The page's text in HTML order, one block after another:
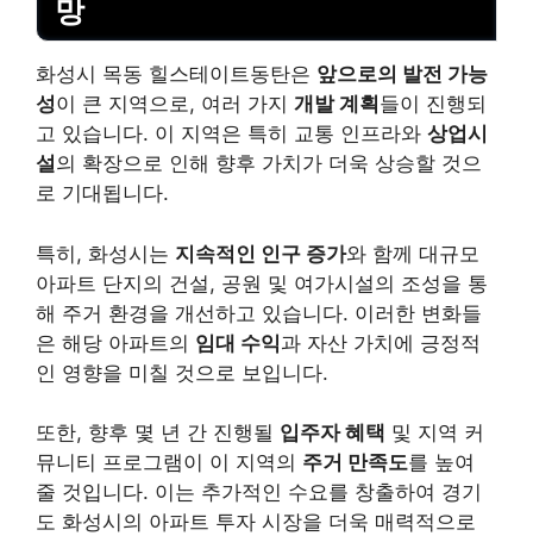
망
화성시 목동 힐스테이트동탄은 앞으로의 발전 가능
성이 큰 지역으로, 여러 가지 개발 계획 들이 진행되
고 있습니다. 이 지역은 특히 교통 인프라와 상업시
설의 확장으로 인해 향후 가치가 더욱 상승할 것으
로 기대됩니다.
특히, 화성시는 지속적인 인구 증가와 함께 대규모
아파트 단지의 건설, 공원 및 여가시설의 조성을 통
해 주거 환경을 개선하고 있습니다. 이러한 변화들
은 해당 아파트의 임대 수익과 자산 가치에 긍정적
인 영향을 미칠 것으로 보입니다.
또한, 향후 몇 년 간 진행될 입주자 혜택 및 지역 커
뮤니티 프로그램이 이 지역의 주거 만족도를 높여
줄 것입니다. 이는 추가적인 수요를 창출하여 경기
도 화성시의 아파트 투자 시장을 더욱 매력적으로